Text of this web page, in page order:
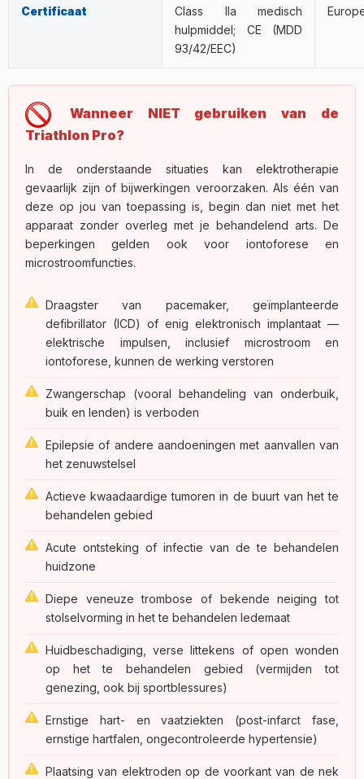
Certificaat
Class IIa medisch
hulpmiddel; CE (MDD
93/42/EEC)
Wanneer NIET gebruiken van de
Triathlon Pro?
In de onderstaande situaties kan elektrotherapie
gevaarlijk zijn of bijwerkingen veroorzaken. Als één van
deze op jou van toepassing is, begin dan niet met het
apparaat zonder overleg met je behandelend arts. De
beperkingen gelden ook voor iontoforese en
microstroomfuncties.
Draagster van pacemaker, geïmplanteerde
defibrillator (ICD) of enig elektronisch implantaat —
elektrische impulsen, inclusief microstroom en
iontoforese, kunnen de werking verstoren
Zwangerschap (vooral behandeling van onderbuik,
buik en lenden) is verboden
Epilepsie of andere aandoeningen met aanvallen van
het zenuwstelsel
Actieve kwaadaardige tumoren in de buurt van het te
behandelen gebied
Acute ontsteking of infectie van de te behandelen
huidzone
Diepe veneuze trombose of bekende neiging tot
stolselvorming in het te behandelen ledemaat
Huidbeschadiging, verse littekens of open wonden
op het te behandelen gebied (vermijden tot
genezing, ook bij sportblessures)
Ernstige hart- en vaatziekten (post-infarct fase,
ernstige hartfalen, ongecontroleerde hypertensie)
Plaatsing van elektroden op de voorkant van de nek